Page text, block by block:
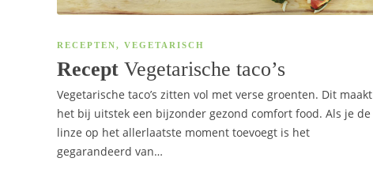
RECEPTEN, VEGETARISCH
Recept Vegetarische taco’s
Vegetarische taco’s zitten vol met verse groenten. Dit maakt
het bij uitstek een bijzonder gezond comfort food. Als je de
linze op het allerlaatste moment toevoegt is het
gegarandeerd van…